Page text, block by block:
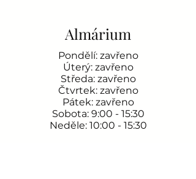
Almárium
Pondělí: zavřeno
Úterý: zavřeno
Středa: zavřeno
Čtvrtek: zavřeno
Pátek: zavřeno
Sobota: 9:00 - 15:30
Neděle: 10:00 - 15:30